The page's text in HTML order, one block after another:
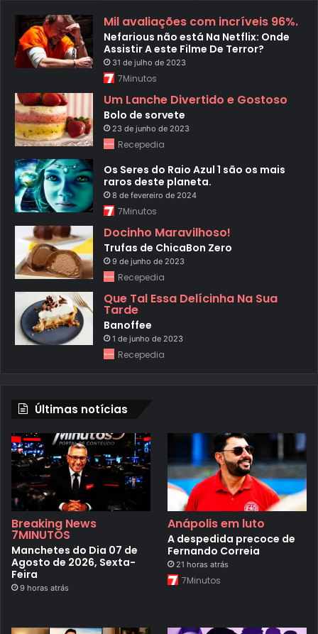
Mil avaliações com incríveis 96%.
Nefarious não está Na Netflix: Onde
Assistir A este Filme De Terror?
31 de julho de 2023
7Minutos
Um Lanche Divertido e Gostoso
Bolo de sorvete
23 de junho de 2023
Recepedia
Os Seres do Raio Azul 1 são os mais
raros deste planeta.
8 de fevereiro de 2024
7Minutos
Docinho Maravilhoso!
Trufas de ChicaBon Zero
9 de junho de 2023
Recepedia
Que Tal Essa Delícinha Na Sua
Tarde
Banoffee
1 de junho de 2023
Recepedia
Últimas notícias
Breaking News
7MINUTOS
Manchetes do Dia 07 de
Agosto de 2026, Sexta-
Feira
9 horas atrás
Anápolis em luto
A despedida precoce de
Fernando Correia
21 horas atrás
7Minutos